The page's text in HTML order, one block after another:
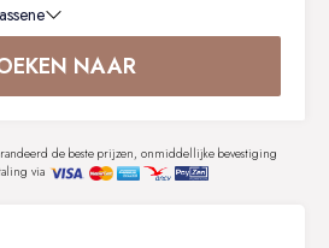
NAAR
de beste prijzen, onmiddellijke bevestiging
via